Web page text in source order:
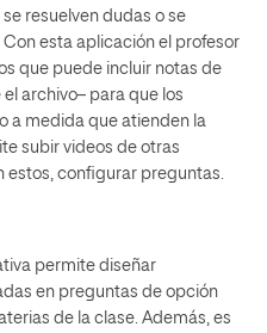
resuelven dudas o se
esta aplicación el profesor
que puede incluir notas de
archivo– para que los
a medida que atienden la
subir videos de otras
estos, configurar preguntas.
permite diseñar
en preguntas de opción
de la clase. Además, es